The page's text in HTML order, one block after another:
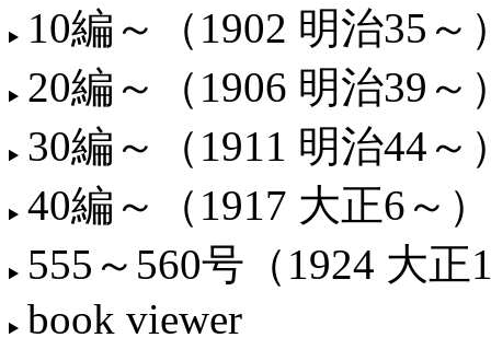
10編～（1902 明治35～
20編～（1906 明治39～
30編～（1911 明治44～
40編～（1917 大正6～）
555～560号（1924 大正
book viewer